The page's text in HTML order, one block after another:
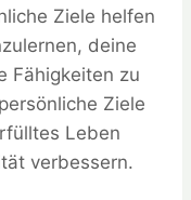
Ziele helfen
deine
Fähigkeiten zu
Ziele
Leben
verbessern.